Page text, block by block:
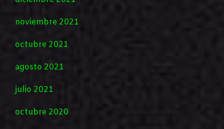
noviembre 2021
octubre 2021
agosto 2021
julio 2021
octubre 2020